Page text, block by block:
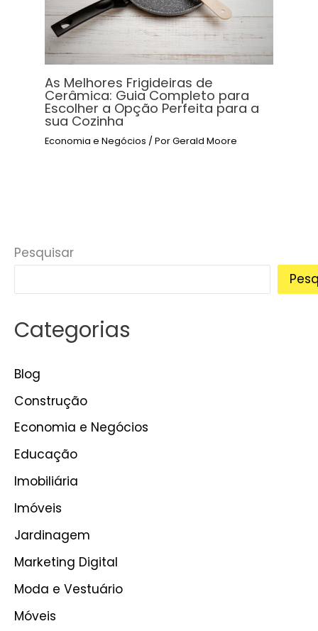
As Melhores Frigideiras de
Cerâmica: Guia Completo para
Escolher a Opção Perfeita para a
sua Cozinha
Economia e Negócios / PorGerald Moore
Pesquisar
Categorias
Blog
Construção
Economia e Negócios
Educação
Imobiliária
Imóveis
Jardinagem
Marketing Digital
Moda e Vestuário
Móveis